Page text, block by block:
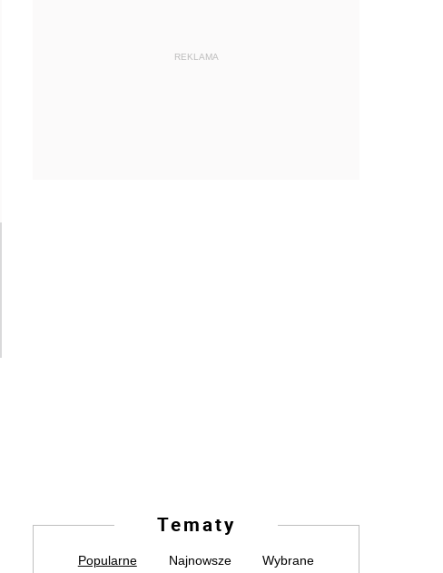
REKLAMA
Tematy
Popularne Najnowsze Wybrane